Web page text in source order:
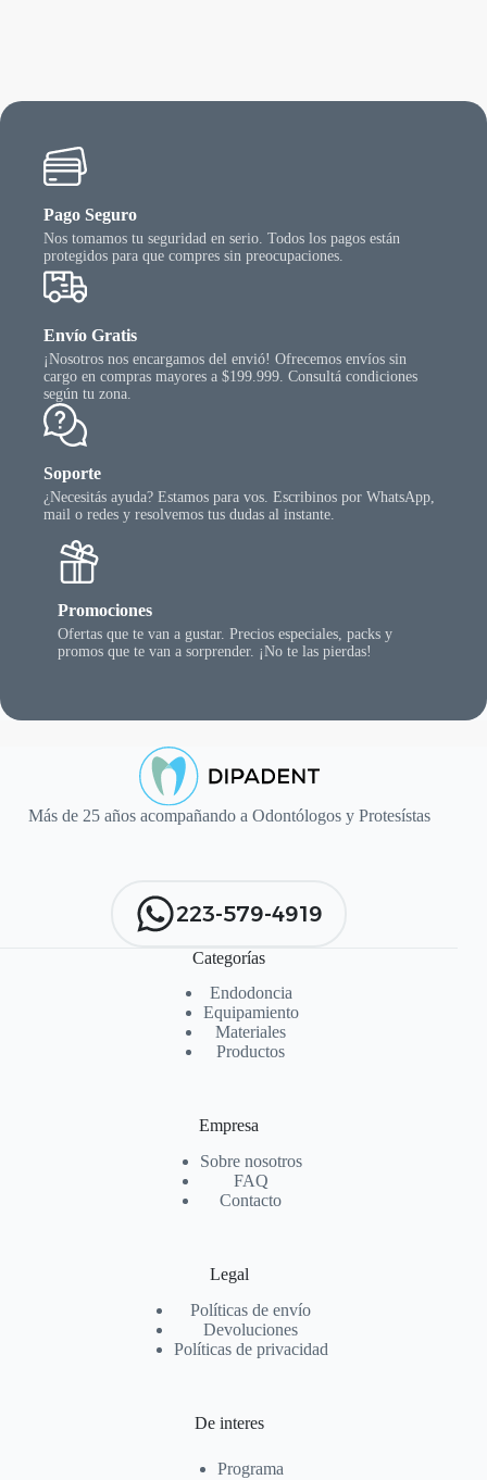
Pago Seguro
Nos tomamos tu seguridad en serio. Todos los pagos están
protegidos para que compres sin preocupaciones.
Envío Gratis
¡Nosotros nos encargamos del envió! Ofrecemos envíos sin
cargo en compras mayores a $199.999. Consultá condiciones
según tu zona.
Soporte
¿Necesitás ayuda? Estamos para vos. Escribinos por WhatsApp,
mail o redes y resolvemos tus dudas al instante.
Promociones
Ofertas que te van a gustar. Precios especiales, packs y
promos que te van a sorprender. ¡No te las pierdas!
Más de 25 años acompañando a Odontólogos y Protesístas
223-579-4919
Categorías
Endodoncia
Equipamiento
Materiales
Productos
Empresa
Sobre nosotros
FAQ
Contacto
Legal
Políticas de envío
Devoluciones
Políticas de privacidad
De interes
Programa